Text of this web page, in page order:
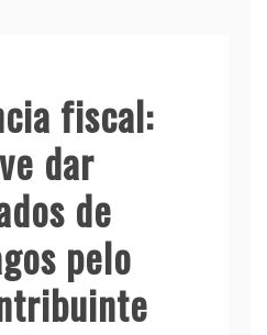
fiscal:
dar
de
pelo